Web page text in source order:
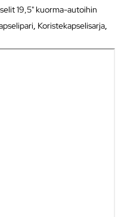
19,5" kuorma-autoihin
, Koristekapselisarja,